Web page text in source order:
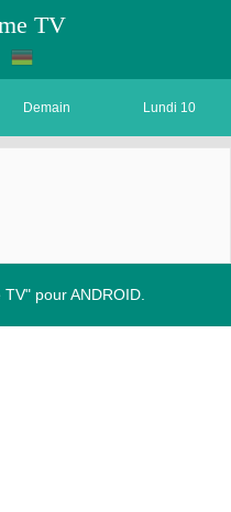
TV
Demain Lundi 10
pour ANDROID.